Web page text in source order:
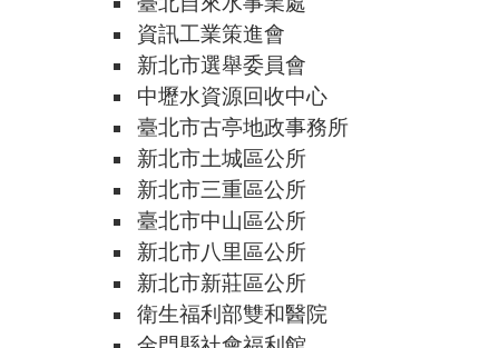
資訊工業策進會
新北市選舉委員會
中壢水資源回收中心
臺北市古亭地政事務所
新北市土城區公所
新北市三重區公所
臺北市中山區公所
新北市八里區公所
新北市新莊區公所
衛生福利部雙和醫院